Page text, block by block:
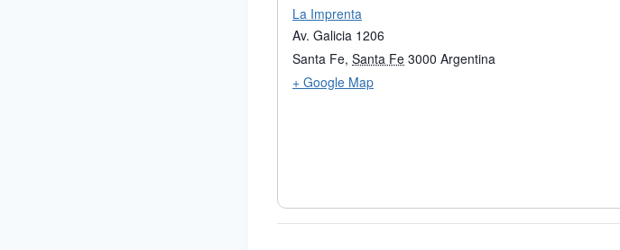
La Imprenta
Av. Galicia 1206
Santa Fe, Santa Fe 3000 Argentina
+ Google Map